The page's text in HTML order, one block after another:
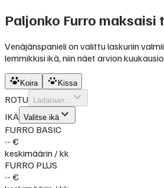
Paljonko Furro maksaisi
Venäjänspanieli on valittu laskuriin
lemmikkisi ikä, niin näet arvion
Koira Kissa
ROTU Ladataan...
IKÄ Valitse ikä
FURRO BASIC
-- €
keskimäärin / kk
FURRO PLUS
-- €